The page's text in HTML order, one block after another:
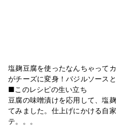
塩麹豆腐を使ったなんちゃって
がチーズに変身！バジルソース
■このレシピの生い立ち
豆腐の味噌漬けを応用して、塩
てみました。仕上げにかける自
テ。。。